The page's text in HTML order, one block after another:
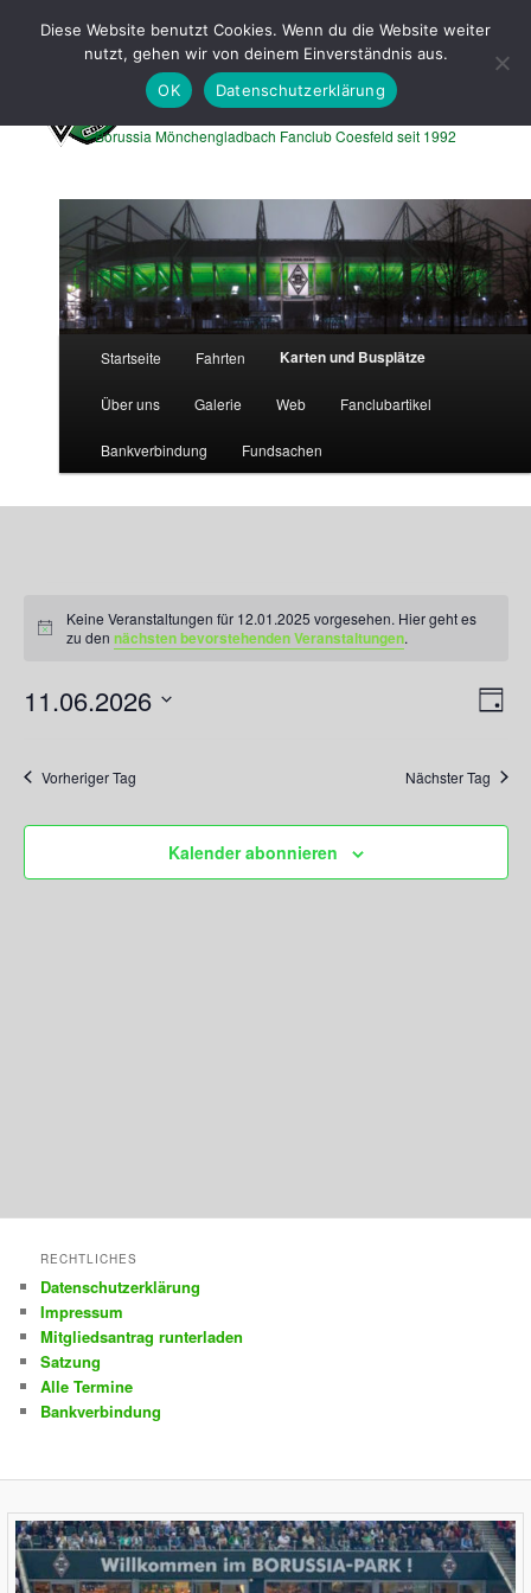
primären
sekundären
Borussen Express Coesfeld
Borussia Mönchengladbach Fanclub Coesfeld seit 1992
Startseite Fahrten Karten und Busplätze
Über uns Galerie Web Fanclubartikel
Bankverbindung Fundsachen
für
12.01.2025
Hinweis
Keine Veranstaltungen für 12.01.2025 vorgesehen. Hier geht es
zu den nächsten bevorstehenden Veranstaltungen.
Tag
11.06.2026
Vorheriger Tag Nächster Tag
Kalender abonnieren
RECHTLICHES
Datenschutzerklärung
Impressum
Mitgliedsantrag runterladen
Satzung
Alle Termine
Bankverbindung
Diese Website benutzt Cookies. Wenn du die Website weiter
nutzt, gehen wir von deinem Einverständnis aus.
OK
Datenschutzerklärung